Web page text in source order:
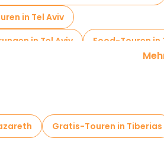
in Tel Aviv
in Tel Aviv
Food-Touren in
Gratis-Touren in Tiberias